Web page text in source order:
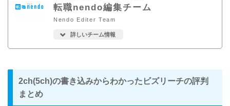
転職nendo編集チーム
Nendo Editer Team
詳しいチーム情報
2ch(5ch)の書き込みからわかったビズリーチの評判
まとめ